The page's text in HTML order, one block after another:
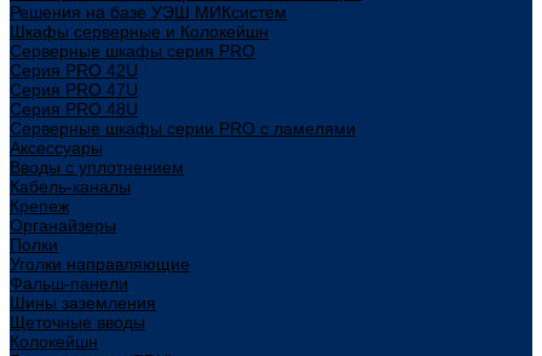
Решения на базе УЭШ МИКсистем
Шкафы серверные и Колокейшн
Серверные шкафы серия PRO
Серия PRO 42U
Серия PRO 47U
Серия PRO 48U
Серверные шкафы серии PRO с ламелями
Аксессуары
Вводы с уплотнением
Кабель-каналы
Крепеж
Органайзеры
Полки
Уголки направляющие
Фальш-панели
Шины заземления
Щеточные вводы
Колокейшн